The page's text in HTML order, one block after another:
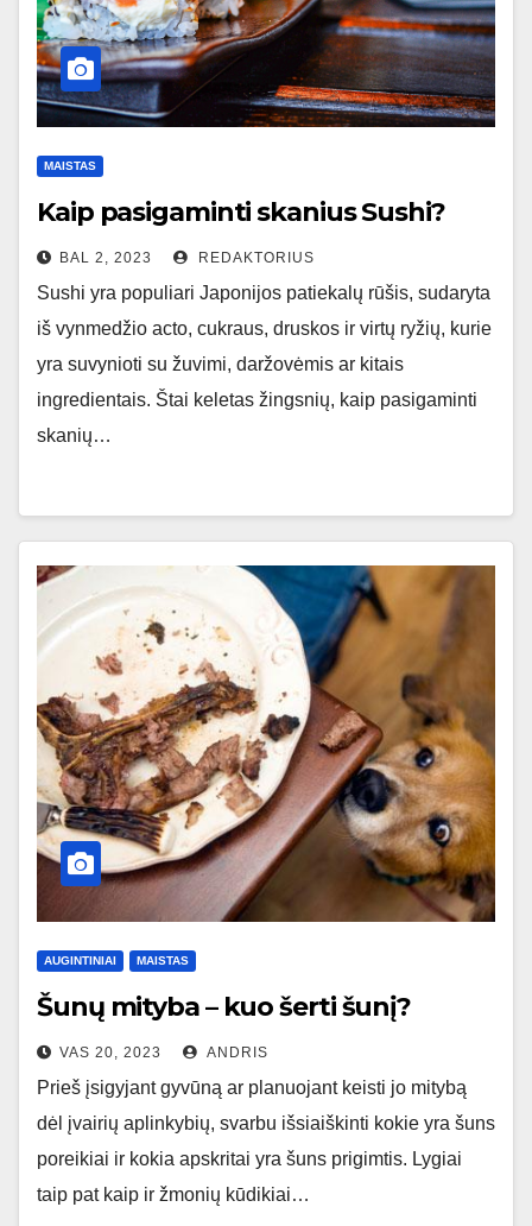
MAISTAS
Kaip pasigaminti skanius Sushi?
BAL 2, 2023 REDAKTORIUS
Sushi yra populiari Japonijos patiekalų rūšis, sudaryta
iš vynmedžio acto, cukraus, druskos ir virtų ryžių, kurie
yra suvynioti su žuvimi, daržovėmis ar kitais
ingredientais. Štai keletas žingsnių, kaip pasigaminti
skanių…
AUGINTINIAI MAISTAS
Šunų mityba – kuo šerti šunį?
VAS 20, 2023 ANDRIS
Prieš įsigyjant gyvūną ar planuojant keisti jo mitybą
dėl įvairių aplinkybių, svarbu išsiaiškinti kokie yra šuns
poreikiai ir kokia apskritai yra šuns prigimtis. Lygiai
taip pat kaip ir žmonių kūdikiai…